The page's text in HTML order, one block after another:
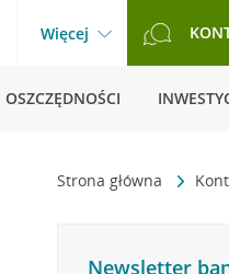
Więcej
OSZCZĘDNOŚCI
Strona główna
Newsletter